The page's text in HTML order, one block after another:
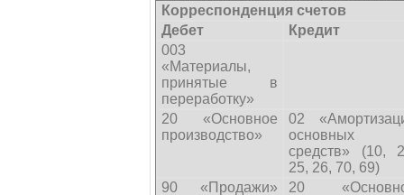
Корреспонденция счетов
Дебет
Кредит
003
«Материалы,
принятые в
переработку»
20 «Основное
производство»
02
основных
средств» (10,
25, 26, 70, 69)
90 «Продажи»
20